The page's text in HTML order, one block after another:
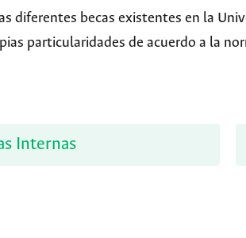
diferentes becas existentes en la
particularidades de acuerdo a la
Internas